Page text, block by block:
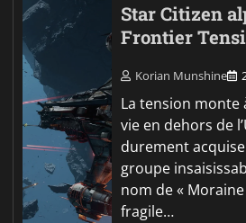
Star Citizen
Frontier
Korian Munshine
La tension monte
vie en dehors de
durement
groupe
nom de «
fragile…